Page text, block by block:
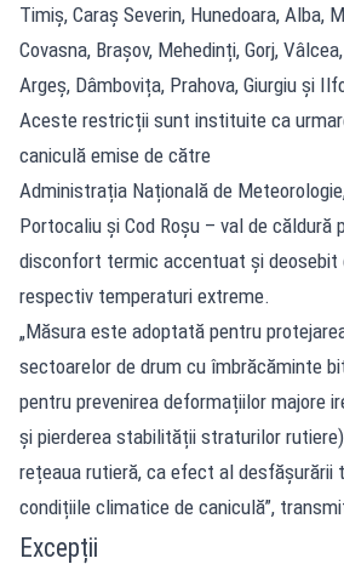
Timiș, Caraș Severin, Hunedoara, Alba,
Covasna, Brașov, Mehedinți, Gorj,
Argeș, Dâmbovița, Prahova, Giurgiu și
Aceste restricții sunt instituite ca
caniculă emise de către
Administrația Națională de
Portocaliu și Cod Roșu – val de căldură
disconfort termic accentuat și deosebit
respectiv temperaturi extreme.
„Măsura este adoptată pentru
sectoarelor de drum cu îmbrăcăminte
pentru prevenirea deformațiilor majore
și pierderea stabilității straturilor
rețeaua rutieră, ca efect al desfășurării
condițiile climatice de caniculă”,
Excepții